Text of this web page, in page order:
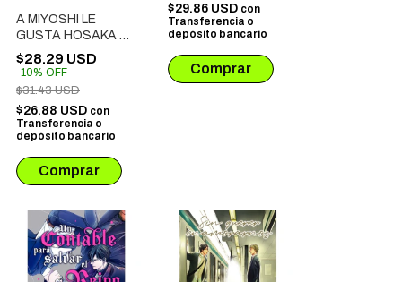
A MIYOSHI LE
GUSTA HOSAKA #
01 EDICIÓN
ESPECIAL
$28.29 USD
-10% OFF
$31.43 USD
$26.88 USD con
Transferencia o
depósito bancario
$29.86 USD con
Transferencia o
depósito bancario